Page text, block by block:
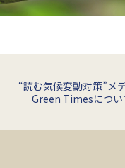
“読む気候変動対策”メ
Green Timesについ